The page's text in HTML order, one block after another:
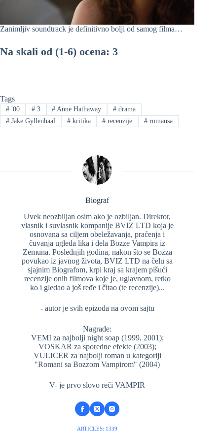
Zanimljiv soundtrack je definitivno bolji od samog filma…
Na skali od (1-6) ocena: 3
Tags
#'00 #3 # Anne Hathaway # drama
#Jake Gyllenhaal #kritika # recenzije # romansa
Biograf
Uvek neozbiljan osim ako je ozbiljan. Direktor,
vlasnik i suvlasnik kompanije BVIZ LTD koja je
osnovana sa ciljem obeležavanja, praćenja i
čuvanja ugleda lika i dela Bozze Vampira iz
Zemuna. Poslednjih godina, nakon što se Bozza
povukao iz javnog života, BVIZ LTD na čelu sa
sjajnim Biografom, krpi kraj sa krajem pišući
recenzije onih filmova koje je, uglavnom, retko
ko i gledao a još ređe i čitao (te recenzije)...
- autor je svih epizoda na ovom sajtu
Nagrade:
VEMI za najbolji night soap (1999, 2001);
VOSKAR za sporedne efekte (2003);
VULICER za najbolji roman u kategoriji
"Romani sa Bozzom Vampirom" (2004)
V- je prvo slovo reči VAMPIR
ARTICLES: 1339